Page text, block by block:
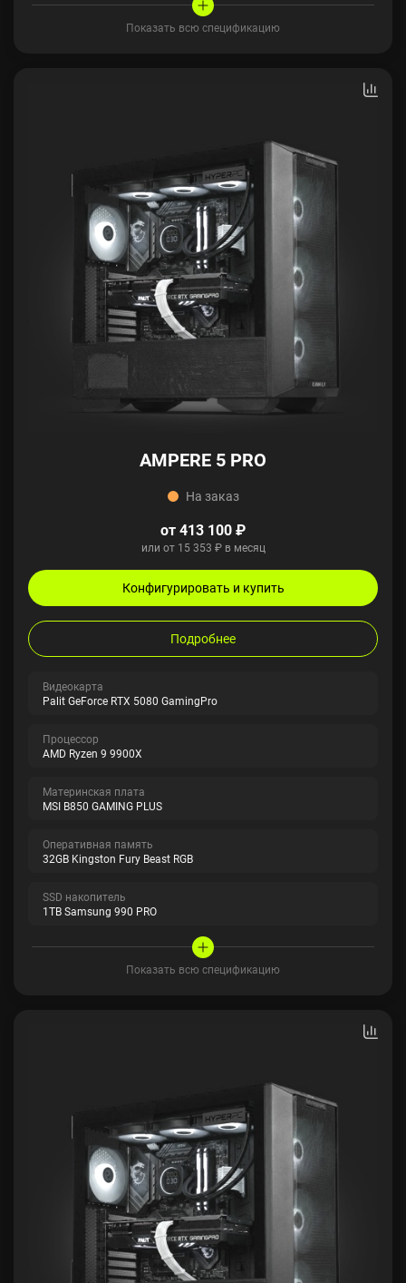
Показать всю спецификацию
AMPERE 5 PRO
На заказ
от 413 100 ₽
или от 15 353 ₽ в месяц
Конфигурировать и купить
Подробнее
Видеокарта
Palit GeForce RTX 5080 GamingPro
Процессор
AMD Ryzen 9 9900X
Материнская плата
MSI B850 GAMING PLUS
Оперативная память
32GB Kingston Fury Beast RGB
SSD накопитель
1TB Samsung 990 PRO
Показать всю спецификацию